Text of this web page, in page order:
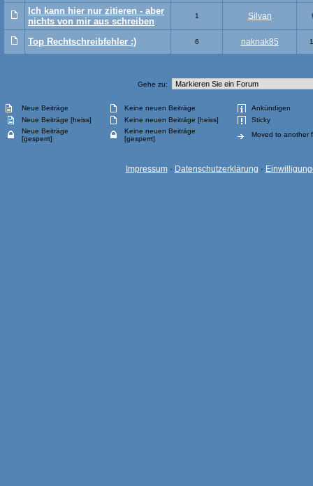
Ich kann hier nur zitieren - aber
nichts von mir aus schreiben
1 Silvan
Top Rechtschreibfehler :) 6 naknak85
Gehe zu:
Neue Beiträge Keine neuen Beiträge
Ankündigen
Neue Beiträge [heiss]
Keine neuen Beiträge [heiss]
Sticky
Neue Beiträge
[gesperrt]
Keine neuen Beiträge
[gesperrt]
Moved to another
Impressum· Datenschutzerklärung ·